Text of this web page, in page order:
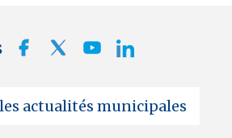
actualités municipales